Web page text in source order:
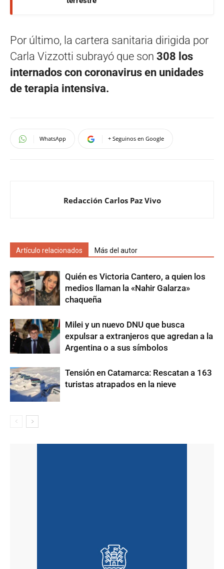
Por último, la cartera sanitaria dirigida por
Carla Vizzotti subrayó que son 308 los
internados con coronavirus en unidades
de terapia intensiva.
WhatsApp + Seguinos en Google
Redacción Carlos Paz Vivo
Artículo relacionados Más del autor
Quién es Victoria Cantero, a quien los
medios llaman la «Nahir Galarza»
chaqueña
Milei y un nuevo DNU que busca
expulsar a extranjeros que agredan a la
Argentina o a sus símbolos
Tensión en Catamarca: Rescatan a 163
turistas atrapados en la nieve